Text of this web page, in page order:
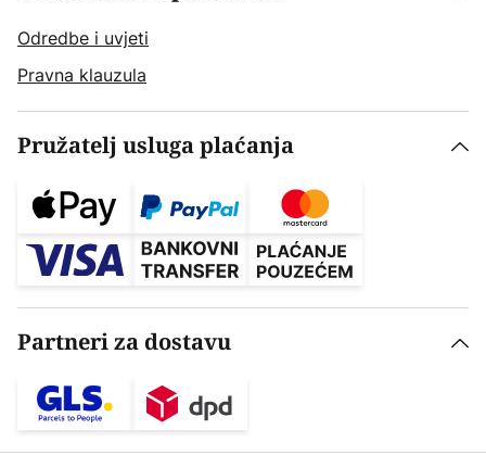
Odredbe i uvjeti
Pravna klauzula
Pružatelj usluga plaćanja
Partneri za dostavu